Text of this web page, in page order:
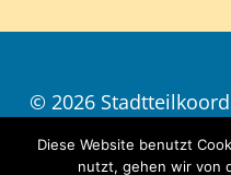
© 2026
|
Impressum
Diese Website benutzt
nutzt, gehen wir von